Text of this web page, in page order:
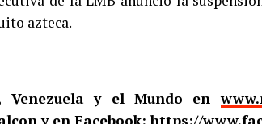
azteca.
Venezuela y el Mundo en
y en Facebook:https://